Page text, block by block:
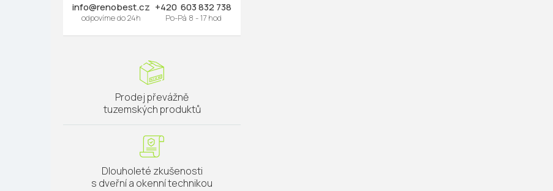
info@renobest.cz 603 832 738
Prodej převážně
tuzemských produktů
Dlouholeté zkušenosti
s dveřní a okenní technikou